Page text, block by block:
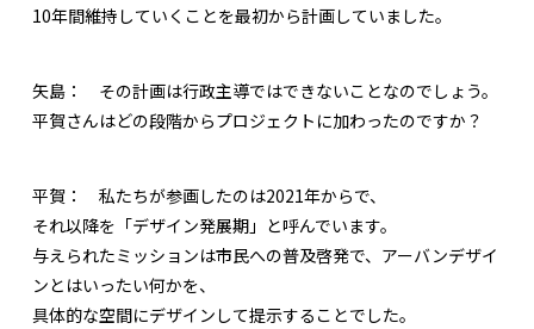
10年間維持していくことを最初から計画していました。
矢島： その計画は行政主導ではできないことなのでしょう。
平賀さんはどの段階からプロジェクトに加わったのですか？
平賀： 私たちが参画したのは2021年からで、
それ以降を「デザイン発展期」と呼んでいます。
与えられたミッションは市民への普及啓発で、アーバンデザイ
ンとはいったい何かを、
具体的な空間にデザインして提示することでした。